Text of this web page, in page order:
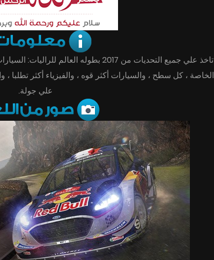
الخاصة ، كل سطح ، والسيارات أكثر قوه ، والفيزياء أكثر تطلبا ،
علي جولة.